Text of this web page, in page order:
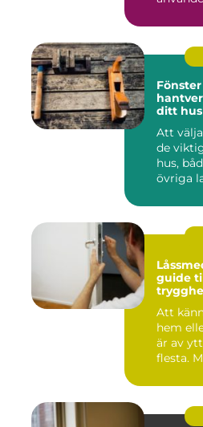
Fönster
ditt hus
Att
de
hus,
övriga
guide
Att
hem
är av
flesta.